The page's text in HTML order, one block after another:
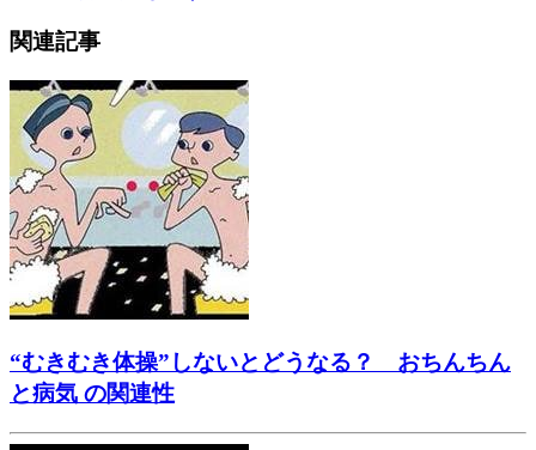
関連記事
“むきむき体操”しないとどうなる？ おちんちん
と病気 の関連性